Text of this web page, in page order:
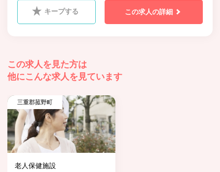
キープする この求人の詳細
この求人を見た方は
他にこんな求人を見ています
三重郡菰野町
老人保健施設